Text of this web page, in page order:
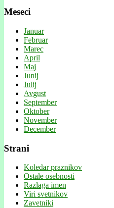
Meseci
Januar
Februar
Marec
April
Maj
Junij
Julij
Avgust
September
Oktober
November
December
Strani
Koledar praznikov
Ostale osebnosti
Razlaga imen
Viri svetnikov
Zavetniki